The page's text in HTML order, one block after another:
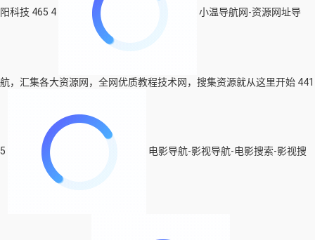
阳科技 465 4 小温导航网-资源网址导
航，汇集各大资源网，全网优质教程技术网，搜集资源就从这里开始 441
5 电影导航-影视导航-电影搜索-影视搜